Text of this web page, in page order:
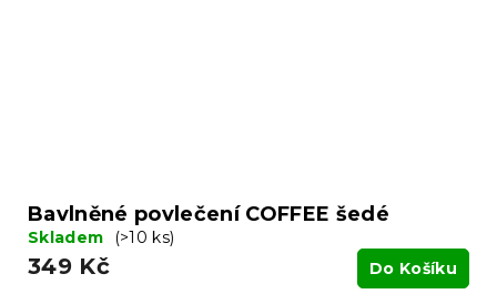
Bavlněné povlečení COFFEE šedé
Skladem (>10 ks)
349 Kč Do Košíku